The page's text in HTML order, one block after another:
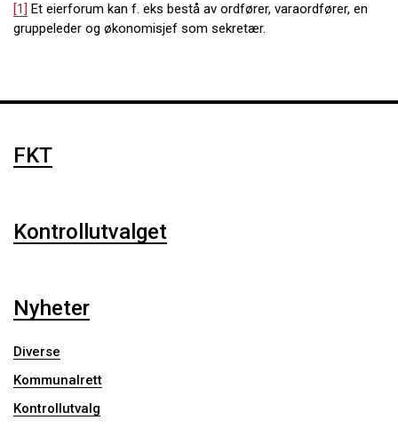
[1] Et eierforum kan f. eks bestå av ordfører, varaordfører, en
gruppeleder og økonomisjef som sekretær.
FKT
Kontrollutvalget
Nyheter
Diverse
Kommunalrett
Kontrollutvalg